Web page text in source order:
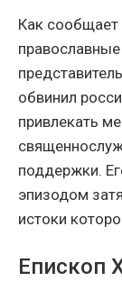
Как
обвинил
привлекать
поддержки.
эпизодом
истоки
Епископ